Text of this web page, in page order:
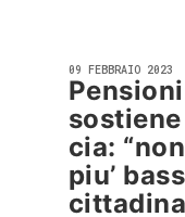
09 FEBBRAIO 2023
cia:
piu’